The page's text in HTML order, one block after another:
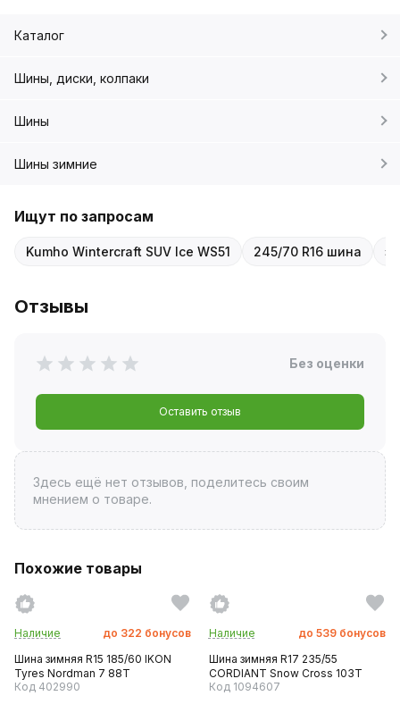
Каталог
Шины, диски, колпаки
Шины
Шины зимние
Ищут по запросам
Kumho Wintercraft SUV Ice WS51 245/70 R16 шина
Отзывы
Без оценки
Оставить отзыв
Здесь ещё нет отзывов, поделитесь своим
мнением о товаре.
Похожие товары
Наличие до 322 бонусов
Шина зимняя R15 185/60 IKON
Tyres Nordman 7 88T
Код 402990
Наличие до 539 бонусов
Шина зимняя R17 235/55
CORDIANT Snow Cross 103T
Код 1094607